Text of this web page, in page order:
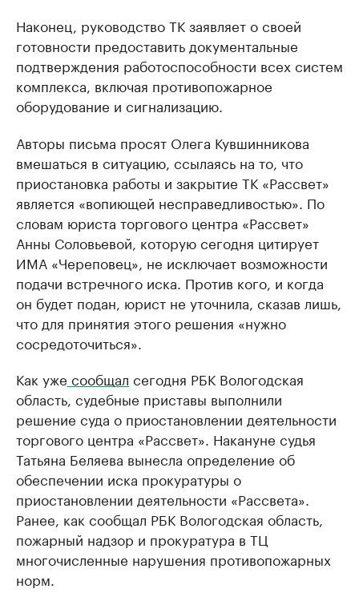
Наконец, руководство ТК заявляет о своей
готовности предоставить документальные
подтверждения работоспособности всех систем
комплекса, включая противопожарное
оборудование и сигнализацию.
Авторы письма просят Олега Кувшинникова
вмешаться в ситуацию, ссылаясь на то, что
приостановка работы и закрытие ТК «Рассвет»
является «вопиющей несправедливостью». По
словам юриста торгового центра «Рассвет»
Анны Соловьевой, которую сегодня цитирует
ИМА «Череповец», не исключает возможности
подачи встречного иска. Против кого, и когда
он будет подан, юрист не уточнила, сказав лишь,
что для принятия этого решения «нужно
сосредоточиться».
Как уже сообщал сегодня РБК Вологодская
область, судебные приставы выполнили
решение суда о приостановлении деятельности
торгового центра «Рассвет». Накануне судья
Татьяна Беляева вынесла определение об
обеспечении иска прокуратуры о
приостановлении деятельности «Рассвета».
Ранее, как сообщал РБК Вологодская область,
пожарный надзор и прокуратура в ТЦ
многочисленные нарушения противопожарных
норм.